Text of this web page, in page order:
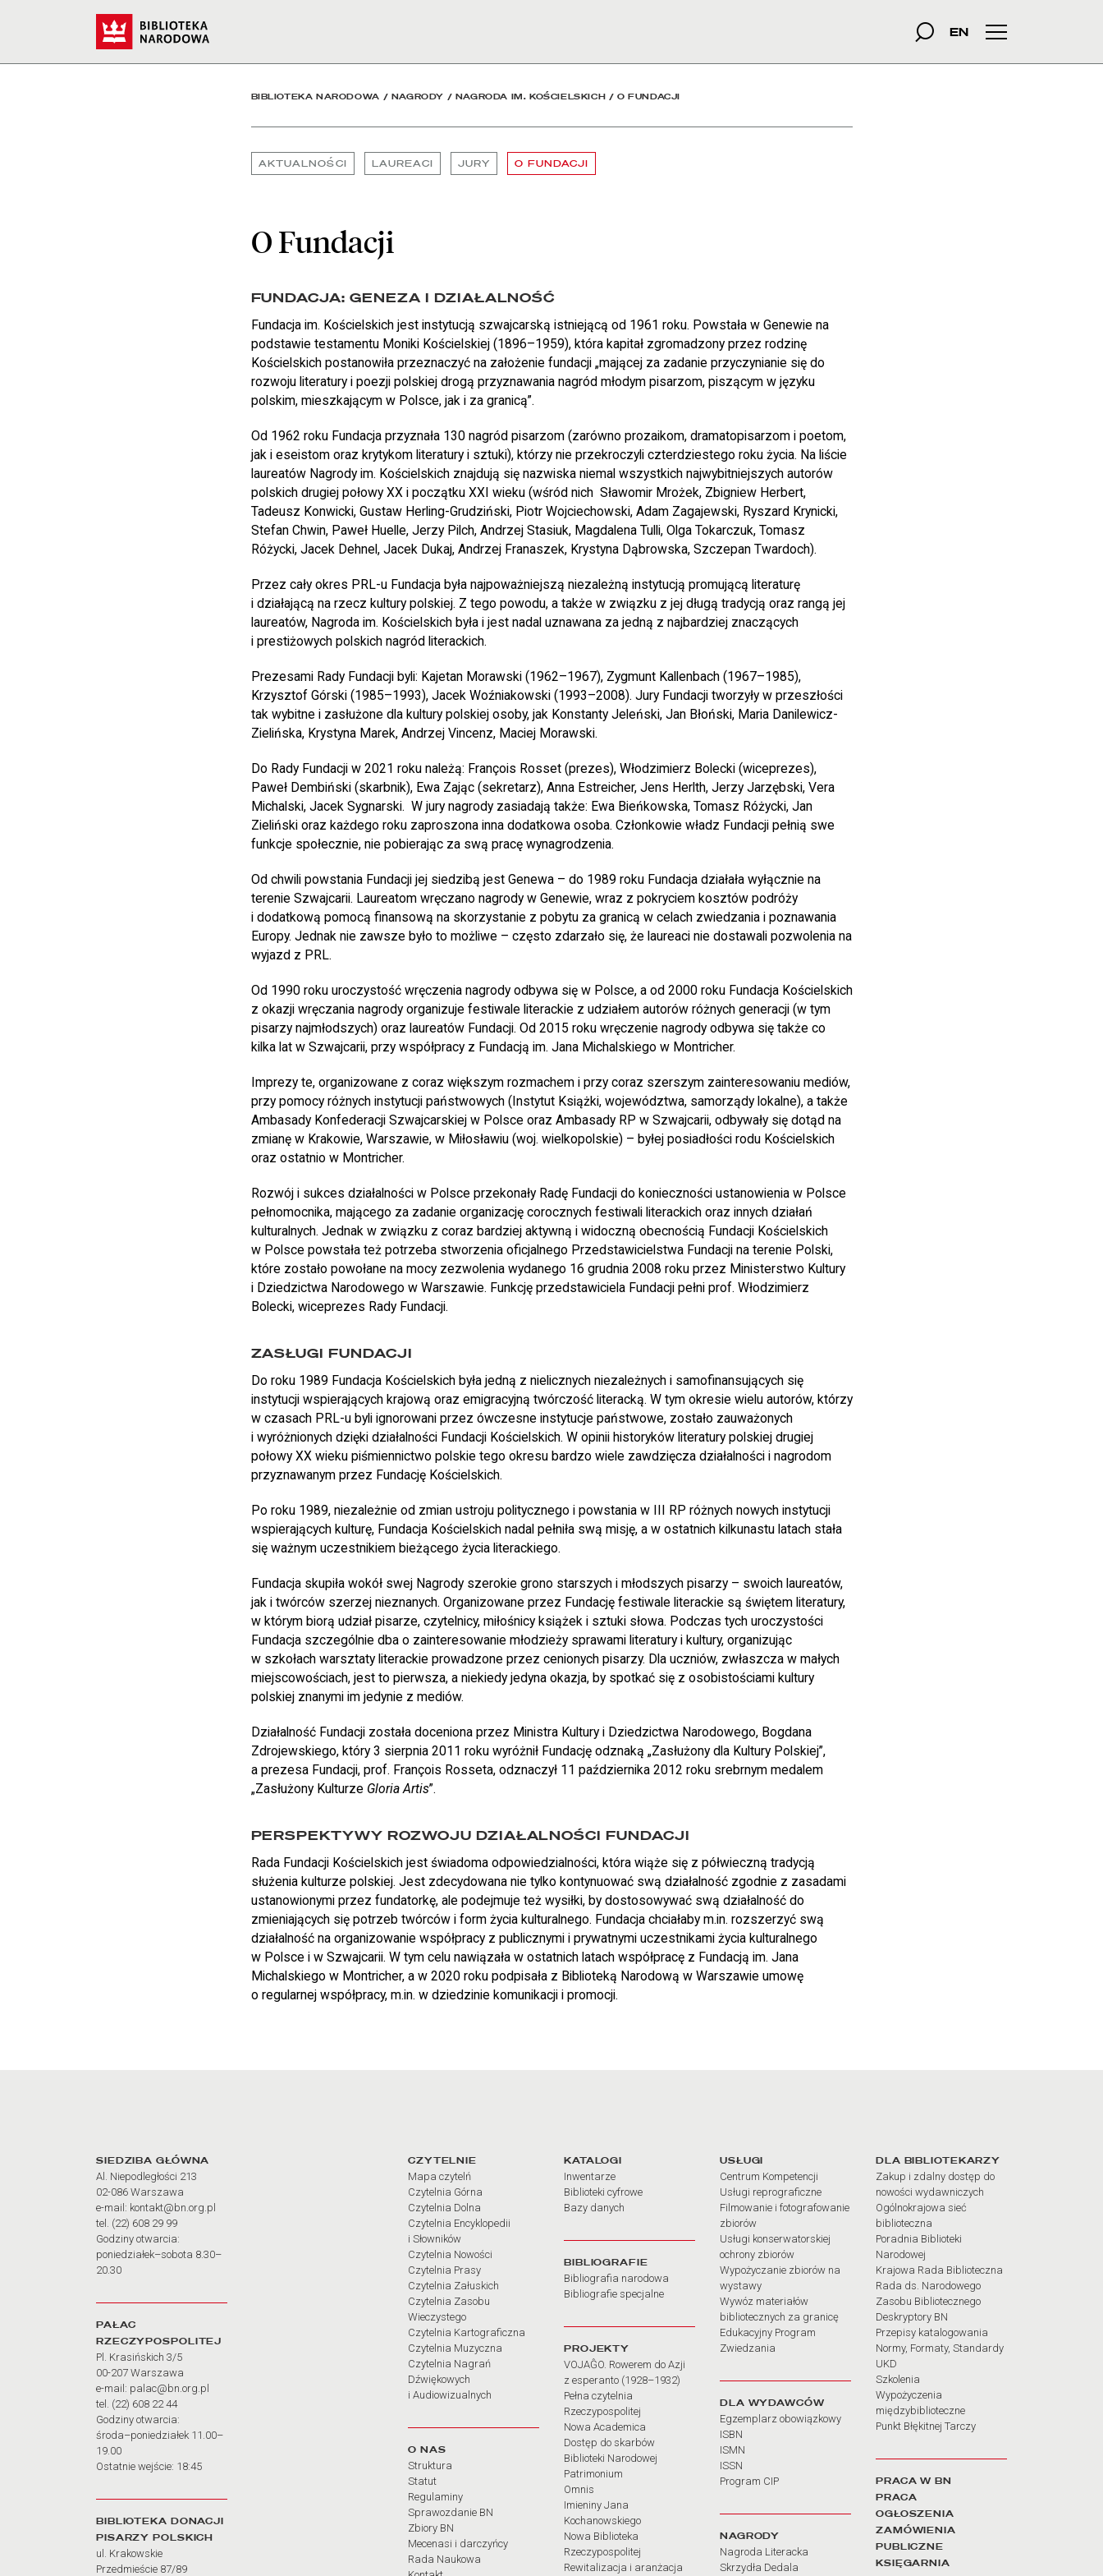
O Fundacji - Biblioteka Narodowa szukana fraza
Szukaj
EN Menu główne
BIBLIOTEKA NARODOWA / NAGRODY / NAGRODA IM. KOŚCIELSKICH / O FUNDACJI
AKTUALNOŚCI LAUREACI JURY O FUNDACJI
O Fundacji
FUNDACJA: GENEZA I DZIAŁALNOŚĆ
Fundacja im. Kościelskich jest instytucją szwajcarską istniejącą od 1961 roku. Powstała w Genewie na
podstawie testamentu Moniki Kościelskiej (1896–1959), która kapitał zgromadzony przez rodzinę
Kościelskich postanowiła przeznaczyć na założenie fundacji „mającej za zadanie przyczynianie się do
rozwoju literatury i poezji polskiej drogą przyznawania nagród młodym pisarzom, piszącym w języku
polskim, mieszkającym w Polsce, jak i za granicą”.
Od 1962 roku Fundacja przyznała 130 nagród pisarzom (zarówno prozaikom, dramatopisarzom i poetom,
jak i eseistom oraz krytykom literatury i sztuki), którzy nie przekroczyli czterdziestego roku życia. Na liście
laureatów Nagrody im. Kościelskich znajdują się nazwiska niemal wszystkich najwybitniejszych autorów
polskich drugiej połowy XX i początku XXI wieku (wśród nich Sławomir Mrożek, Zbigniew Herbert,
Tadeusz Konwicki, Gustaw Herling-Grudziński, Piotr Wojciechowski, Adam Zagajewski, Ryszard Krynicki,
Stefan Chwin, Paweł Huelle, Jerzy Pilch, Andrzej Stasiuk, Magdalena Tulli, Olga Tokarczuk, Tomasz
Różycki, Jacek Dehnel, Jacek Dukaj, Andrzej Franaszek, Krystyna Dąbrowska, Szczepan Twardoch).
Przez cały okres PRL-u Fundacja była najpoważniejszą niezależną instytucją promującą literaturę
i działającą na rzecz kultury polskiej. Z tego powodu, a także w związku z jej długą tradycją oraz rangą jej
laureatów, Nagroda im. Kościelskich była i jest nadal uznawana za jedną z najbardziej znaczących
i prestiżowych polskich nagród literackich.
Prezesami Rady Fundacji byli: Kajetan Morawski (1962–1967), Zygmunt Kallenbach (1967–1985),
Krzysztof Górski (1985–1993), Jacek Woźniakowski (1993–2008). Jury Fundacji tworzyły w przeszłości
tak wybitne i zasłużone dla kultury polskiej osoby, jak Konstanty Jeleński, Jan Błoński, Maria Danilewicz-
Zielińska, Krystyna Marek, Andrzej Vincenz, Maciej Morawski.
Do Rady Fundacji w 2021 roku należą: François Rosset (prezes), Włodzimierz Bolecki (wiceprezes),
Paweł Dembiński (skarbnik), Ewa Zając (sekretarz), Anna Estreicher, Jens Herlth, Jerzy Jarzębski, Vera
Michalski, Jacek Sygnarski. W jury nagrody zasiadają także: Ewa Bieńkowska, Tomasz Różycki, Jan
Zieliński oraz każdego roku zaproszona inna dodatkowa osoba. Członkowie władz Fundacji pełnią swe
funkcje społecznie, nie pobierając za swą pracę wynagrodzenia.
Od chwili powstania Fundacji jej siedzibą jest Genewa – do 1989 roku Fundacja działała wyłącznie na
terenie Szwajcarii. Laureatom wręczano nagrody w Genewie, wraz z pokryciem kosztów podróży
i dodatkową pomocą finansową na skorzystanie z pobytu za granicą w celach zwiedzania i poznawania
Europy. Jednak nie zawsze było to możliwe – często zdarzało się, że laureaci nie dostawali pozwolenia na
wyjazd z PRL.
Od 1990 roku uroczystość wręczenia nagrody odbywa się w Polsce, a od 2000 roku Fundacja Kościelskich
z okazji wręczania nagrody organizuje festiwale literackie z udziałem autorów różnych generacji (w tym
pisarzy najmłodszych) oraz laureatów Fundacji. Od 2015 roku wręczenie nagrody odbywa się także co
kilka lat w Szwajcarii, przy współpracy z Fundacją im. Jana Michalskiego w Montricher.
Imprezy te, organizowane z coraz większym rozmachem i przy coraz szerszym zainteresowaniu mediów,
przy pomocy różnych instytucji państwowych (Instytut Książki, województwa, samorządy lokalne), a także
Ambasady Konfederacji Szwajcarskiej w Polsce oraz Ambasady RP w Szwajcarii, odbywały się dotąd na
zmianę w Krakowie, Warszawie, w Miłosławiu (woj. wielkopolskie) – byłej posiadłości rodu Kościelskich
oraz ostatnio w Montricher.
Rozwój i sukces działalności w Polsce przekonały Radę Fundacji do konieczności ustanowienia w Polsce
pełnomocnika, mającego za zadanie organizację corocznych festiwali literackich oraz innych działań
kulturalnych. Jednak w związku z coraz bardziej aktywną i widoczną obecnością Fundacji Kościelskich
w Polsce powstała też potrzeba stworzenia oficjalnego Przedstawicielstwa Fundacji na terenie Polski,
które zostało powołane na mocy zezwolenia wydanego 16 grudnia 2008 roku przez Ministerstwo Kultury
i Dziedzictwa Narodowego w Warszawie. Funkcję przedstawiciela Fundacji pełni prof. Włodzimierz
Bolecki, wiceprezes Rady Fundacji.
ZASŁUGI FUNDACJI
Do roku 1989 Fundacja Kościelskich była jedną z nielicznych niezależnych i samofinansujących się
instytucji wspierających krajową oraz emigracyjną twórczość literacką. W tym okresie wielu autorów, którzy
w czasach PRL-u byli ignorowani przez ówczesne instytucje państwowe, zostało zauważonych
i wyróżnionych dzięki działalności Fundacji Kościelskich. W opinii historyków literatury polskiej drugiej
połowy XX wieku piśmiennictwo polskie tego okresu bardzo wiele zawdzięcza działalności i nagrodom
przyznawanym przez Fundację Kościelskich.
Po roku 1989, niezależnie od zmian ustroju politycznego i powstania w III RP różnych nowych instytucji
wspierających kulturę, Fundacja Kościelskich nadal pełniła swą misję, a w ostatnich kilkunastu latach stała
się ważnym uczestnikiem bieżącego życia literackiego.
Fundacja skupiła wokół swej Nagrody szerokie grono starszych i młodszych pisarzy – swoich laureatów,
jak i twórców szerzej nieznanych. Organizowane przez Fundację festiwale literackie są świętem literatury,
w którym biorą udział pisarze, czytelnicy, miłośnicy książek i sztuki słowa. Podczas tych uroczystości
Fundacja szczególnie dba o zainteresowanie młodzieży sprawami literatury i kultury, organizując
w szkołach warsztaty literackie prowadzone przez cenionych pisarzy. Dla uczniów, zwłaszcza w małych
miejscowościach, jest to pierwsza, a niekiedy jedyna okazja, by spotkać się z osobistościami kultury
polskiej znanymi im jedynie z mediów.
Działalność Fundacji została doceniona przez Ministra Kultury i Dziedzictwa Narodowego, Bogdana
Zdrojewskiego, który 3 sierpnia 2011 roku wyróżnił Fundację odznaką „Zasłużony dla Kultury Polskiej”,
a prezesa Fundacji, prof. François Rosseta, odznaczył 11 października 2012 roku srebrnym medalem
„Zasłużony Kulturze Gloria Artis”.
PERSPEKTYWY ROZWOJU DZIAŁALNOŚCI FUNDACJI
Rada Fundacji Kościelskich jest świadoma odpowiedzialności, która wiąże się z półwieczną tradycją
służenia kulturze polskiej. Jest zdecydowana nie tylko kontynuować swą działalność zgodnie z zasadami
ustanowionymi przez fundatorkę, ale podejmuje też wysiłki, by dostosowywać swą działalność do
zmieniających się potrzeb twórców i form życia kulturalnego. Fundacja chciałaby m.in. rozszerzyć swą
działalność na organizowanie współpracy z publicznymi i prywatnymi uczestnikami życia kulturalnego
w Polsce i w Szwajcarii. W tym celu nawiązała w ostatnich latach współpracę z Fundacją im. Jana
Michalskiego w Montricher, a w 2020 roku podpisała z Biblioteką Narodową w Warszawie umowę
o regularnej współpracy, m.in. w dziedzinie komunikacji i promocji.
Adres oraz godziny otwarcia
SIEDZIBA GŁÓWNA
Al. Niepodległości 213
02-086 Warszawa
e-mail: kontakt@bn.org.pl
tel. (22) 608 29 99
Godziny otwarcia:
poniedziałek–sobota 8.30–
20.30
PAŁAC
RZECZYPOSPOLITEJ
Pl. Krasińskich 3/5
00-207 Warszawa
e-mail: palac@bn.org.pl
tel. (22) 608 22 44
Godziny otwarcia:
środa–poniedziałek 11.00–
19.00
Ostatnie wejście: 18:45
BIBLIOTEKA DONACJI
PISARZY POLSKICH
ul. Krakowskie
Przedmieście 87/89
Linki do najważniejszych działów
CZYTELNIE
Mapa czytelń
Czytelnia Górna
Czytelnia Dolna
Czytelnia Encyklopedii
i Słowników
Czytelnia Nowości
Czytelnia Prasy
Czytelnia Załuskich
Czytelnia Zasobu
Wieczystego
Czytelnia Kartograficzna
Czytelnia Muzyczna
Czytelnia Nagrań
Dźwiękowych
i Audiowizualnych
O NAS
Struktura
Statut
Regulaminy
Sprawozdanie BN
Zbiory BN
Mecenasi i darczyńcy
Rada Naukowa
KATALOGI
Inwentarze
Biblioteki cyfrowe
Bazy danych
BIBLIOGRAFIE
Bibliografia narodowa
Bibliografie specjalne
PROJEKTY
VOJAĜO. Rowerem do Azji
z esperanto (1928–1932)
Pełna czytelnia
Rzeczypospolitej
Nowa Academica
Dostęp do skarbów
Biblioteki Narodowej
Patrimonium
Omnis
Imieniny Jana
Kochanowskiego
Nowa Biblioteka
Rzeczypospolitej
Rewitalizacja i aranżacja
USŁUGI
Centrum Kompetencji
Usługi reprograficzne
Filmowanie i fotografowanie
zbiorów
Usługi konserwatorskiej
ochrony zbiorów
Wypożyczanie zbiorów na
wystawy
Wywóz materiałów
bibliotecznych za granicę
Edukacyjny Program
Zwiedzania
DLA WYDAWCÓW
Egzemplarz obowiązkowy
ISBN
ISMN
ISSN
Program CIP
NAGRODY
Nagroda Literacka
Skrzydła Dedala
DLA BIBLIOTEKARZY
Zakup i zdalny dostęp do
nowości wydawniczych
Ogólnokrajowa sieć
biblioteczna
Poradnia Biblioteki
Narodowej
Krajowa Rada Biblioteczna
Rada ds. Narodowego
Zasobu Bibliotecznego
Deskryptory BN
Przepisy katalogowania
Normy, Formaty, Standardy
UKD
Szkolenia
Wypożyczenia
międzybiblioteczne
Punkt Błękitnej Tarczy
PRACA W BN
PRACA
OGŁOSZENIA
ZAMÓWIENIA
PUBLICZNE
KSIĘGARNIA